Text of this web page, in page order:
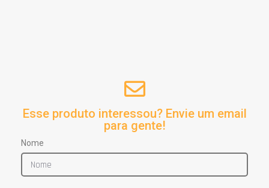
Esse produto interessou? Envie um email
para gente!
Nome